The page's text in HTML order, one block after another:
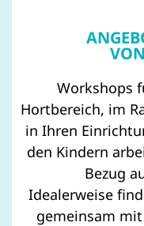
Workshops
Hortbereich, im
in Ihren
den Kindern
Bezug
Idealerweise
gemeinsam